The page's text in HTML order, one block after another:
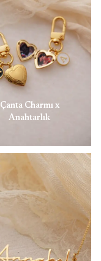
Çanta Charmı x
Anahtarlık